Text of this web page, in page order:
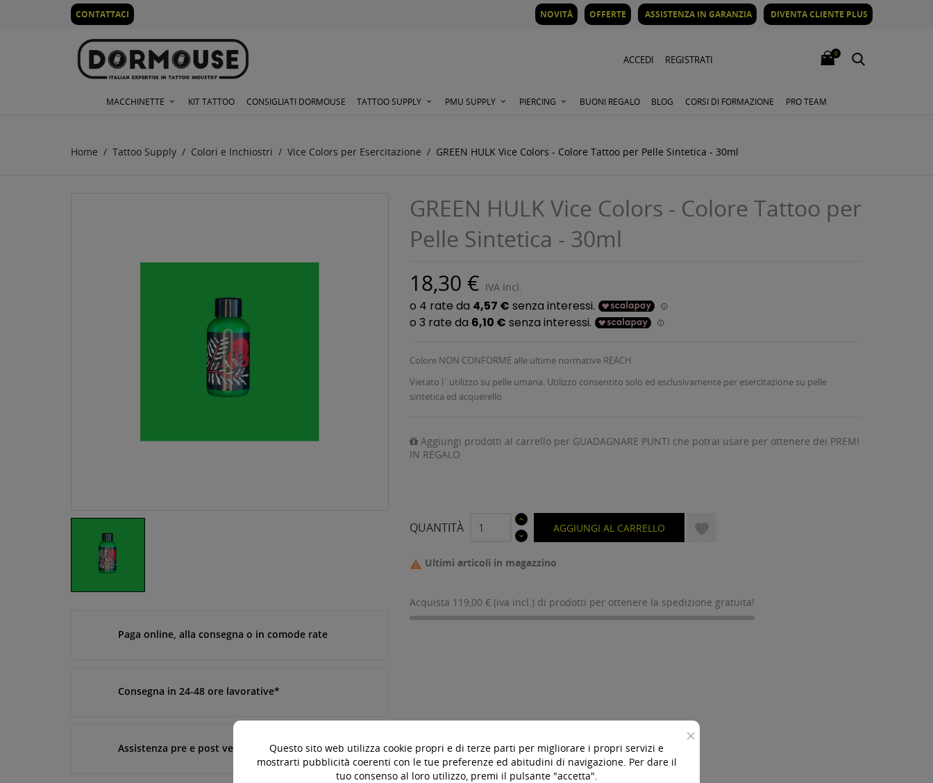
CONTATTACI NOVITÀ OFFERTE ASSISTENZA IN GARANZIA DIVENTA CLIENTE PLUS
ACCEDI REGISTRATI
0
MACCHINETTE KIT TATTOO CONSIGLIATI DORMOUSE TATTOO SUPPLY PMU SUPPLY PIERCING BUONI REGALO BLOG CORSI DI FORMAZIONE PRO TEAM
Home Tattoo Supply Colori e Inchiostri Vice Colors per Esercitazione GREEN HULK Vice Colors - Colore Tattoo per Pelle Sintetica - 30ml
Paga online, alla consegna o in comode rate
Consegna in 24-48 ore lavorative*
Assistenza pre e post vendita
GREEN HULK Vice Colors - Colore Tattoo per
Pelle Sintetica - 30ml
18,30 € IVA Incl.
Colore NON CONFORME alle ultime normative REACH
Vietato l`utilizzo su pelle umana. Utilizzo consentito solo ed esclusivamente per esercitazione su pelle
sintetica ed acquerello
Aggiungi prodotti al carrello per GUADAGNARE PUNTI che potrai usare per ottenere dei PREMI
IN REGALO
QUANTITÀ AGGIUNGI AL CARRELLO 
 Ultimi articoli in magazzino
Acquista 119,00 € (iva incl.) di prodotti per ottenere la spedizione gratuita!
×
Questo sito web utilizza cookie propri e di terze parti per migliorare i propri servizi e
mostrarti pubblicità coerenti con le tue preferenze ed abitudini di navigazione. Per dare il
tuo consenso al loro utilizzo, premi il pulsante "accetta".